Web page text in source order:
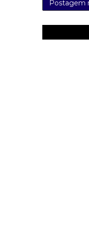
Postagem